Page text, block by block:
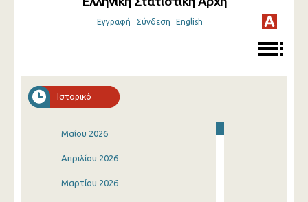
Εγγραφή Σύνδεση English
Ιστορικό
Μαΐου 2026
Απριλίου 2026
Μαρτίου 2026